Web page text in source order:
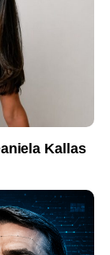
Kallas